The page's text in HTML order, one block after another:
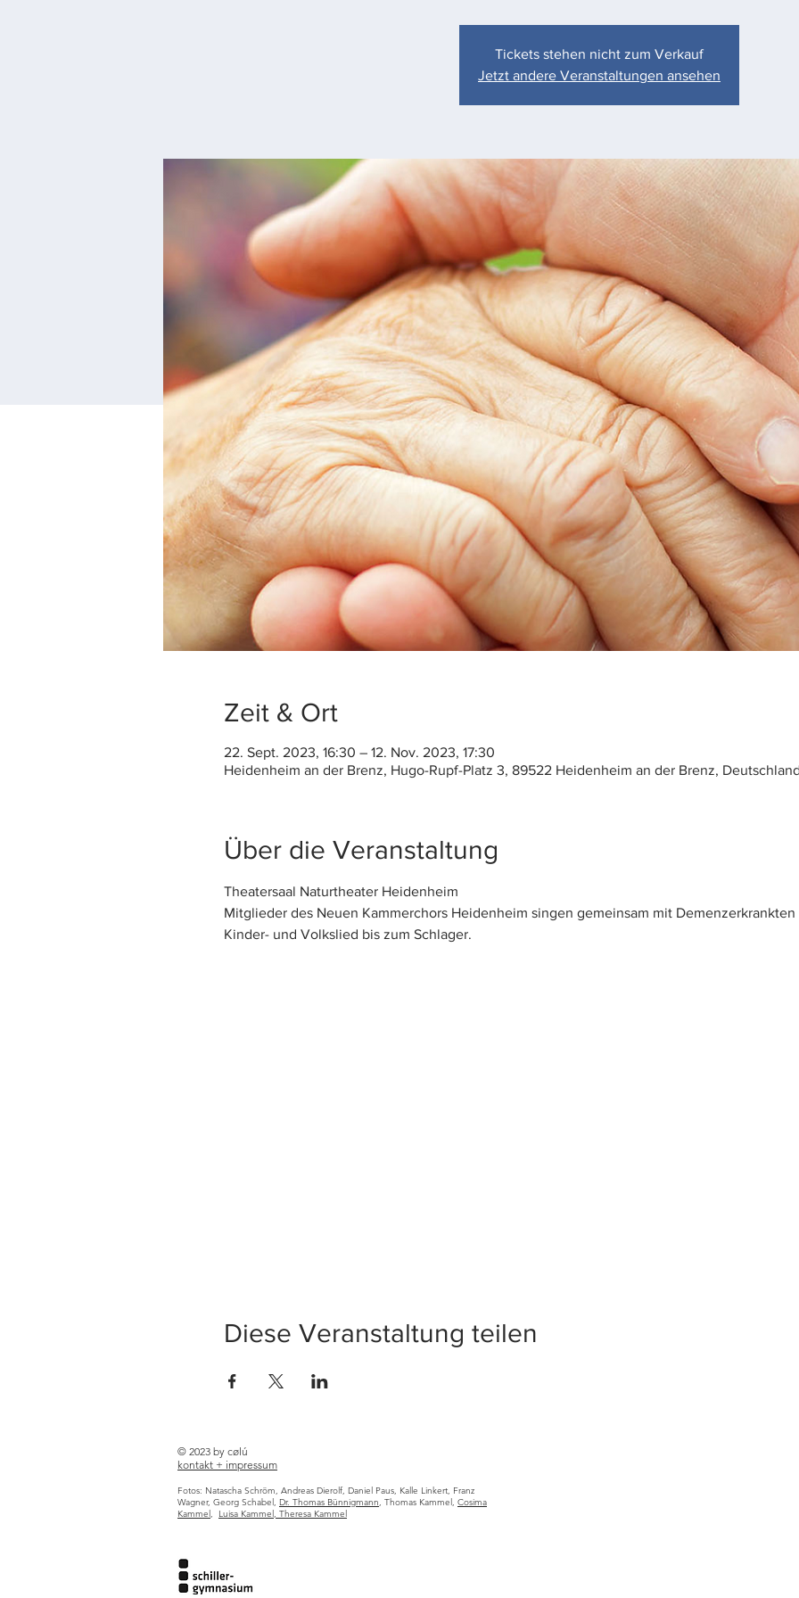
Tickets stehen nicht zum Verkauf
Jetzt andere Veranstaltungen ansehen
Zeit & Ort
22. Sept. 2023, 16:30 – 12. Nov. 2023, 17:30
Heidenheim an der Brenz, Hugo-Rupf-Platz 3, 89522 Heidenheim an der Brenz,
Über die Veranstaltung
Theatersaal Naturtheater Heidenheim
Mitglieder des Neuen Kammerchors Heidenheim singen gemeinsam mit
Kinder- und Volkslied bis zum Schlager.
Diese Veranstaltung teilen
© 2023 by cølú
kontakt + impressum
Fotos: Natascha Schröm, Andreas Dierolf, Daniel Paus, Kalle Linkert, Franz
Wagner, Georg Schabel, Dr. Thomas Bünnigmann, Thomas Kammel, Cosima
Kammel, Luisa Kammel, Theresa Kammel